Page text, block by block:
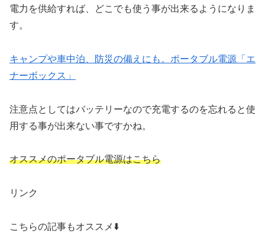
電力を供給すれば、どこでも使う事が出来るようになりま
す。
キャンプや車中泊、防災の備えにも。ポータブル電源「エ
ナーボックス」
注意点としてはバッテリーなので充電するのを忘れると使
用する事が出来ない事ですかね。
オススメのポータブル電源はこちら
リンク
こちらの記事もオススメ⬇️